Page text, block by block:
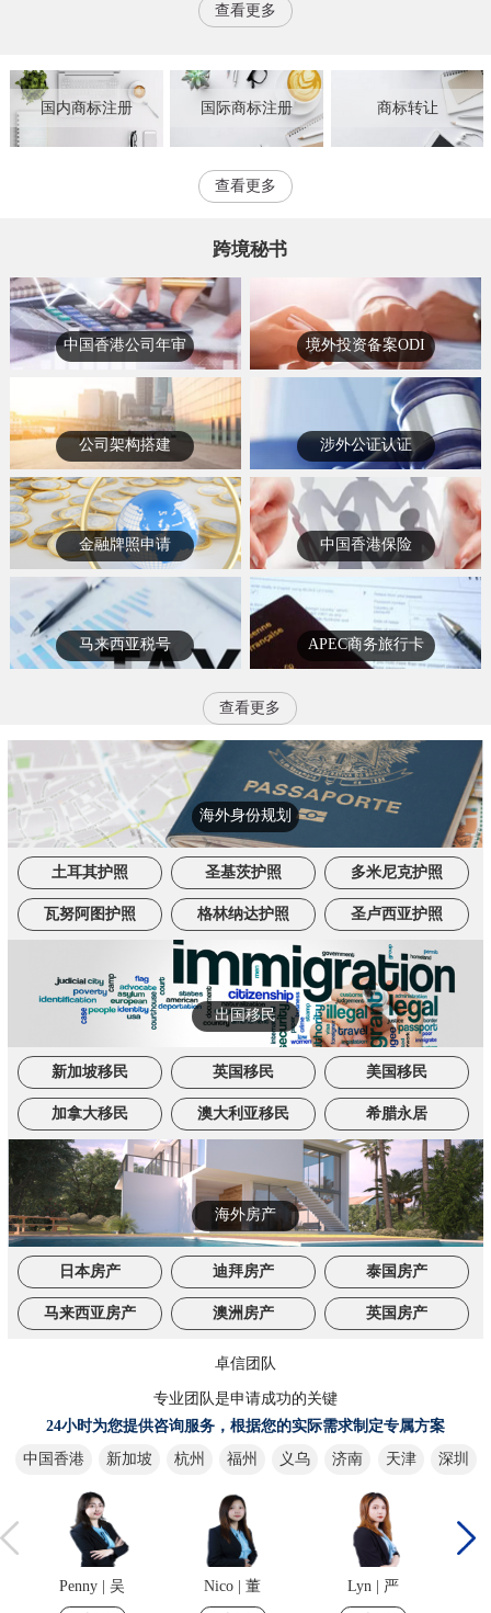
查看更多
国内商标注册 国际商标注册 商标转让
查看更多
跨境秘书
中国香港公司年审 境外投资备案ODI
公司架构搭建 涉外公证认证
金融牌照申请 中国香港保险
马来西亚税号 APEC商务旅行卡
查看更多
海外身份规划
土耳其护照 圣基茨护照 多米尼克护照
瓦努阿图护照 格林纳达护照 圣卢西亚护照
出国移民
新加坡移民 英国移民 美国移民
加拿大移民 澳大利亚移民 希腊永居
海外房产
日本房产 迪拜房产 泰国房产
马来西亚房产 澳洲房产 英国房产
卓信团队
专业团队是申请成功的关键
24小时为您提供咨询服务，根据您的实际需求制定专属方案
中国香港
新加坡 杭州 福州 义乌 济南 天津 深圳
Penny | 吴 Nico | 董 Lyn | 严